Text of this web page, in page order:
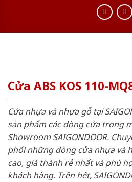
Cửa ABS KOS 110-
Cửa nhựa và nhựa gỗ tại
sản phẩm các dòng cửa trong
Showroom SAIGONDOOR.
phối những dòng cửa nhựa và
cao, giá thành rẻ nhất và phù
khách hàng. Trên hết,